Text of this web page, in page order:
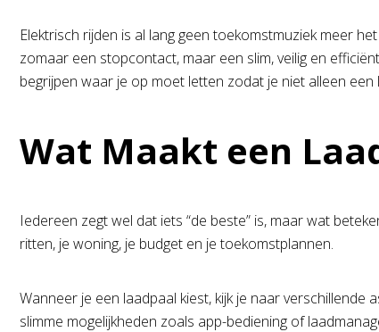
Elektrisch rijden is al lang geen toekomstmuziek meer
zomaar een stopcontact, maar een slim, veilig en
begrijpen waar je op moet letten zodat je niet alleen een
Wat Maakt een
Iedereen zegt wel dat iets “de beste” is, maar wat
ritten, je woning, je budget en je toekomstplannen.
Wanneer je een laadpaal kiest, kijk je naar
slimme mogelijkheden zoals app-bediening of